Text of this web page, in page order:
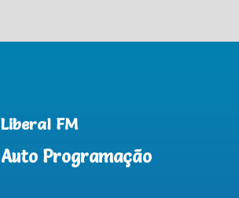
Liberal FM
Auto Programação